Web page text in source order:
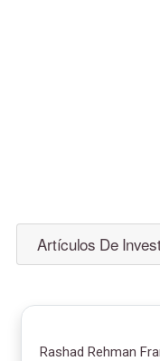
Artículos De
Rashad Rehman